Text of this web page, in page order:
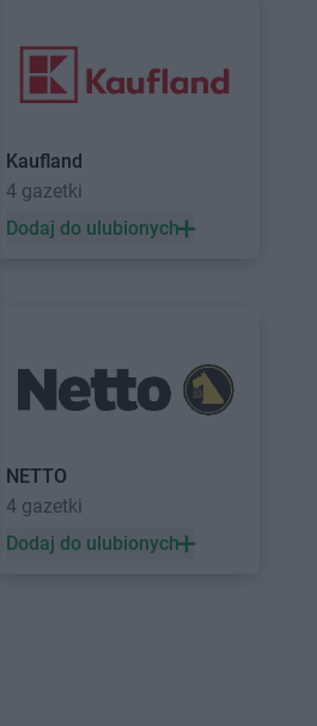
Kaufland
4 gazetki
Dodaj do ulubionych
NETTO
4 gazetki
Dodaj do ulubionych